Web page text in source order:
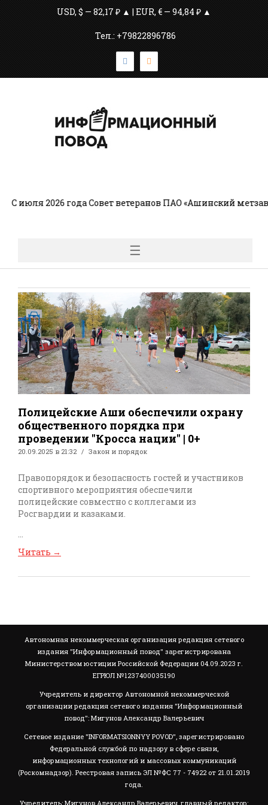
USD, $ — 82,17 ₽ ▲ | EUR, € — 94,84 ₽ ▲
Тел.: +79822896786
С июля 2026 года Совет ветеранов ПАО «Ашинский
☰
Полицейские Аши обеспечили охрану
общественного порядка при
проведении "Кросса нации" | 0+
20.09.2025 в 21:32 Закон и порядок
Правопорядок и безопасность гостей и участников
спортивного мероприятия обеспечили
полицейские совместно с коллегами из
Росгвардии и казаками.
...
Читать →
Автономная некоммерческая организация редакция сетевого
издания "Информационный повод" зарегистрирована
Министерством юстиции Российской Федерации 04.09.2023 г.
ЕГРЮЛ №1237400035190
Учредитель и директор Автономной некоммерческой
организации редакция сетевого издания "Информационный
повод": Мигунов Александр Валерьевич
Сетевое издание "INFORMATSIONNYY POVOD", зарегистрировано
Федеральной службой по надзору в сфере связи,
информационных технологий и массовых коммуникаций
(Роскомнадзор). Реестровая запись ЭЛ №ФС 77 - 74922 от 21.01.2019
года.
Учредитель: Мигунов Александр Валерьевич, главный редактор: